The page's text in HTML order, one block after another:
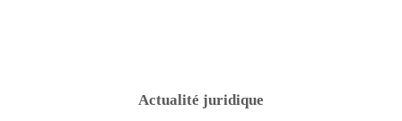
Actualité juridique